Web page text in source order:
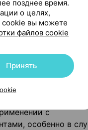
слизистой
принимать любые
с
особенно в
позднее время.
о целях,
cookie вы можете
файлов cookie
Принять